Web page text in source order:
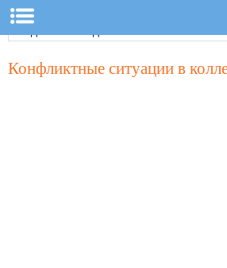
Конфликтные ситуации в